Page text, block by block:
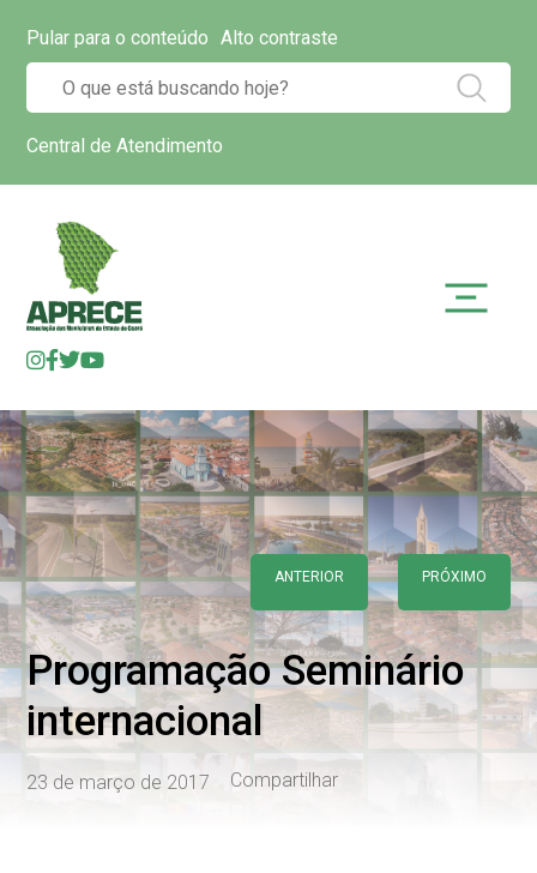
Pular para o conteúdo Alto contraste
Central de Atendimento
ANTERIOR PRÓXIMO
Programação Seminário
internacional
23 de março de 2017 Compartilhar